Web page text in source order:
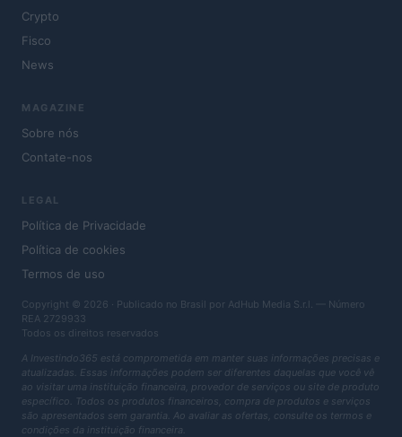
Crypto
Fisco
News
MAGAZINE
Sobre nós
Contate-nos
LEGAL
Política de Privacidade
Política de cookies
Termos de uso
Copyright © 2026 · Publicado no Brasil por AdHub Media S.r.l. — Número
REA 2729933
Todos os direitos reservados
A Investindo365 está comprometida em manter suas informações precisas e
atualizadas. Essas informações podem ser diferentes daquelas que você vê
ao visitar uma instituição financeira, provedor de serviços ou site de produto
específico. Todos os produtos financeiros, compra de produtos e serviços
são apresentados sem garantia. Ao avaliar as ofertas, consulte os termos e
condições da instituição financeira.